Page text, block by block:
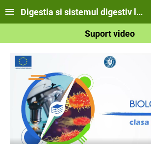
Digestia si sistemul digestiv la om
Suport video